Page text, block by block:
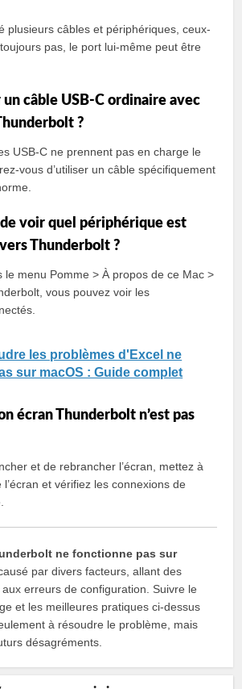
plusieurs câbles et périphériques, ceux-
pas, le port lui-même peut être
câble USB-C ordinaire avec
?
USB-C ne prennent pas en charge le
vous d’utiliser un câble spécifiquement
voir quel périphérique est
Thunderbolt ?
le menu Pomme > À propos de ce Mac >
vous pouvez voir les
les problèmes d'Excel ne
sur macOS : Guide complet
écran Thunderbolt n’est pas
et de rebrancher l’écran, mettez à
et vérifiez les connexions de
ne fonctionne pas sur
par divers facteurs, allant des
erreurs de configuration. Suivre le
et les meilleures pratiques ci-dessus
à résoudre le problème, mais
désagréments.